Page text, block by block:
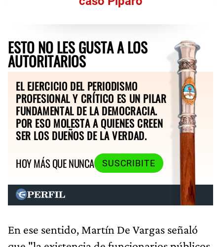
ESTO NO LES GUSTA A LOS
AUTORITARIOS
EL EJERCICIO DEL PERIODISMO
PROFESIONAL Y CRÍTICO ES UN PILAR
FUNDAMENTAL DE LA DEMOCRACIA.
POR ESO MOLESTA A QUIENES CREEN
SER LOS DUEÑOS DE LA VERDAD.
HOY MÁS QUE NUNCA
SUSCRIBITE
En ese sentido, Martín De Vargas señaló